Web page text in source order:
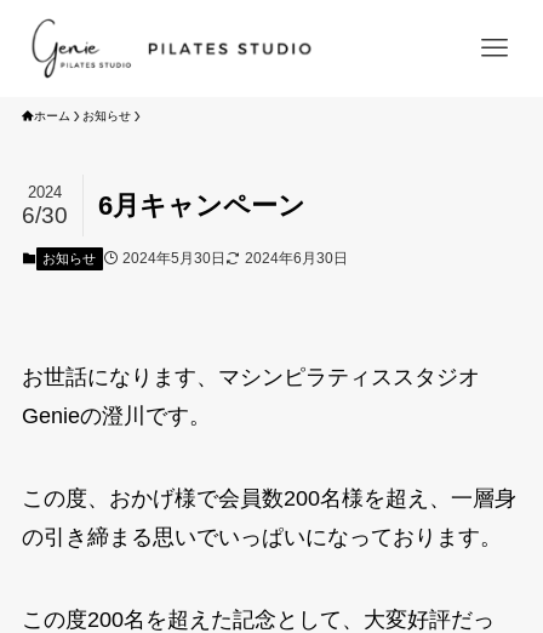
ホーム HOME
初めての方へ Beginners Guide
STOTT PILATES®養成アカデミー academy
求人情報
よくある質問 FAQs
ホーム お知らせ
6月キャンペーン
2024
6/30
お知らせ 2024年5月30日 2024年6月30日
お世話になります、マシンピラティススタジオ
Genieの澄川です。
この度、おかげ様で会員数200名様を超え、一層身
の引き締まる思いでいっぱいになっております。
この度200名を超えた記念として、大変好評だっ